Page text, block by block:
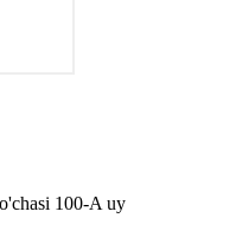
100-A uy